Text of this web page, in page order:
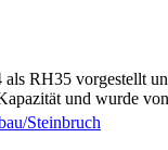
RH35 vorgestellt
und wurde
Steinbruch